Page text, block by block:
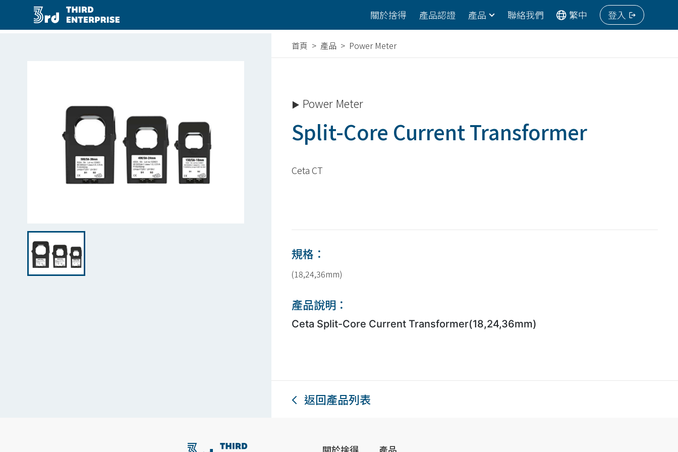
關於捨得 產品認證 產品 聯絡我們 繁中 登入
首頁 > 產品> Power Meter
▶ Power Meter
Split-Core Current Transformer
Ceta CT
規格：
(18,24,36mm)
產品說明：
Ceta Split-Core Current Transformer(18,24,36mm)
返回產品列表